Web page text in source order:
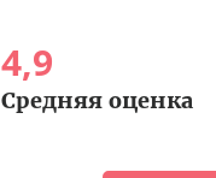
4,9
Средняя оценка